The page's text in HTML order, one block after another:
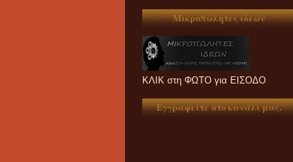
Μικροπωλητές ιδεών
ΚΛΙΚ στη ΦΩΤΟ για ΕΙΣΟΔΟ
Εγγραφείτε στο κανάλι μας.